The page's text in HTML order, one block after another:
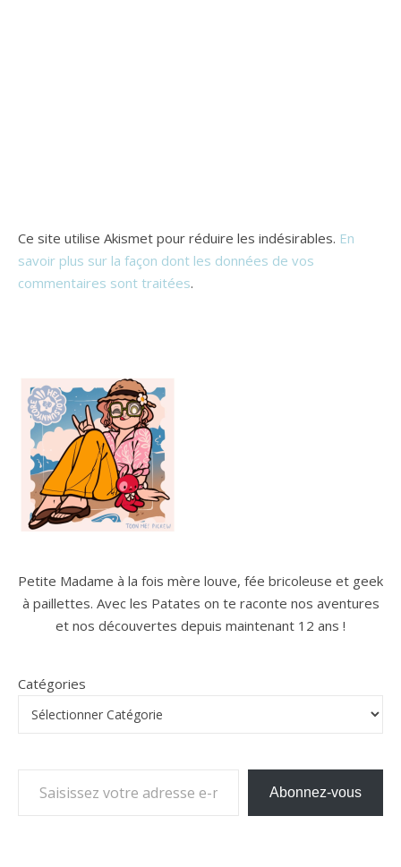
Ce site utilise Akismet pour réduire les indésirables. En
savoir plus sur la façon dont les données de vos
commentaires sont traitées.
Petite Madame à la fois mère louve, fée bricoleuse et geek
à paillettes. Avec les Patates on te raconte nos aventures
et nos découvertes depuis maintenant 12 ans !
Catégories
Abonnez-vous